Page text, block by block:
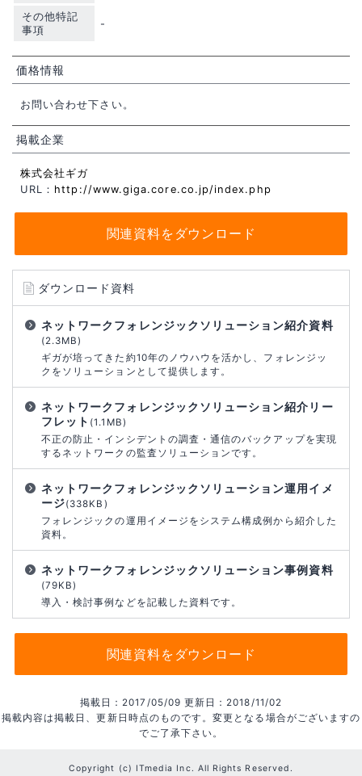
その他特記
事項
-
価格情報
お問い合わせ下さい。
掲載企業
株式会社ギガ
URL： http://www.giga.core.co.jp/index.php
関連資料をダウンロード
ダウンロード資料
ネットワークフォレンジックソリューション紹介資料
(2.3MB)
ギガが培ってきた約10年のノウハウを活かし、フォレンジッ
クをソリューションとして提供します。
ネットワークフォレンジックソリューション紹介リー
フレット (1.1MB)
不正の防止・インシデントの調査・通信のバックアップを実現
するネットワークの監査ソリューションです。
ネットワークフォレンジックソリューション運用イメ
ージ(338KB)
フォレンジックの運用イメージをシステム構成例から紹介した
資料。
ネットワークフォレンジックソリューション事例資料
(79KB)
導入・検討事例などを記載した資料です。
関連資料をダウンロード
掲載日：2017/05/09 更新日：2018/11/02
掲載内容は掲載日、更新日時点のものです。変更となる場合がございますの
でご了承下さい。
Copyright (c) ITmedia Inc. All Rights Reserved.